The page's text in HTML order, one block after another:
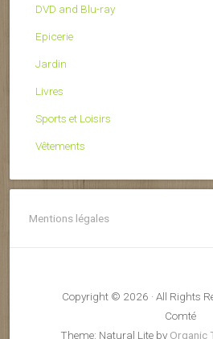
DVD and Blu-ray
Epicerie
Jardin
Livres
Sports et Loisirs
Vêtements
Mentions légales
Copyright © 2026 · All Rights
Comté
Theme: Natural Lite by Organic